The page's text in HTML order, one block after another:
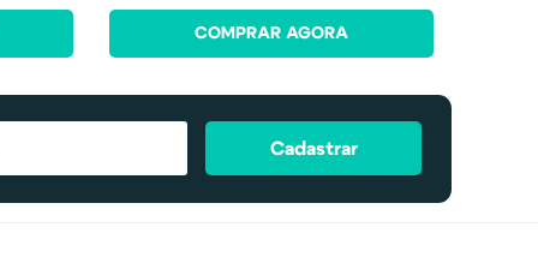
COMPRAR AGORA
Cadastrar